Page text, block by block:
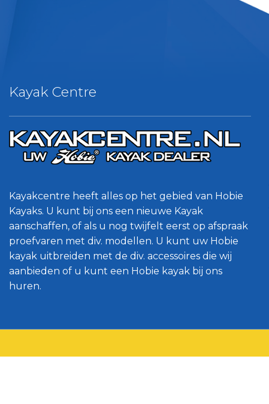
Kayak Centre
Kayakcentre heeft alles op het gebied van Hobie
Kayaks. U kunt bij ons een nieuwe Kayak
aanschaffen, of als u nog twijfelt eerst op afspraak
proefvaren met div. modellen. U kunt uw Hobie
kayak uitbreiden met de div. accessoires die wij
aanbieden of u kunt een Hobie kayak bij ons
huren.